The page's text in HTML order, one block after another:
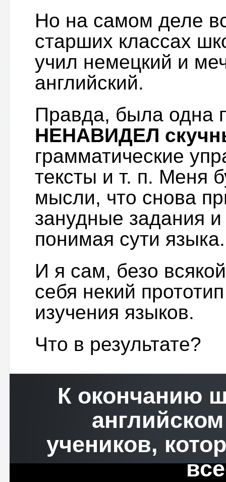
Но на самом деле
старших классах
учил немецкий и
английский.
Правда, была одна
НЕНАВИДЕЛ
грамматические
тексты и т. п. Меня
мысли, что снова
занудные задания и
понимая сути языка.
И я сам, безо
себя некий
изучения языков.
Что в результате?
К окончанию
учеников,